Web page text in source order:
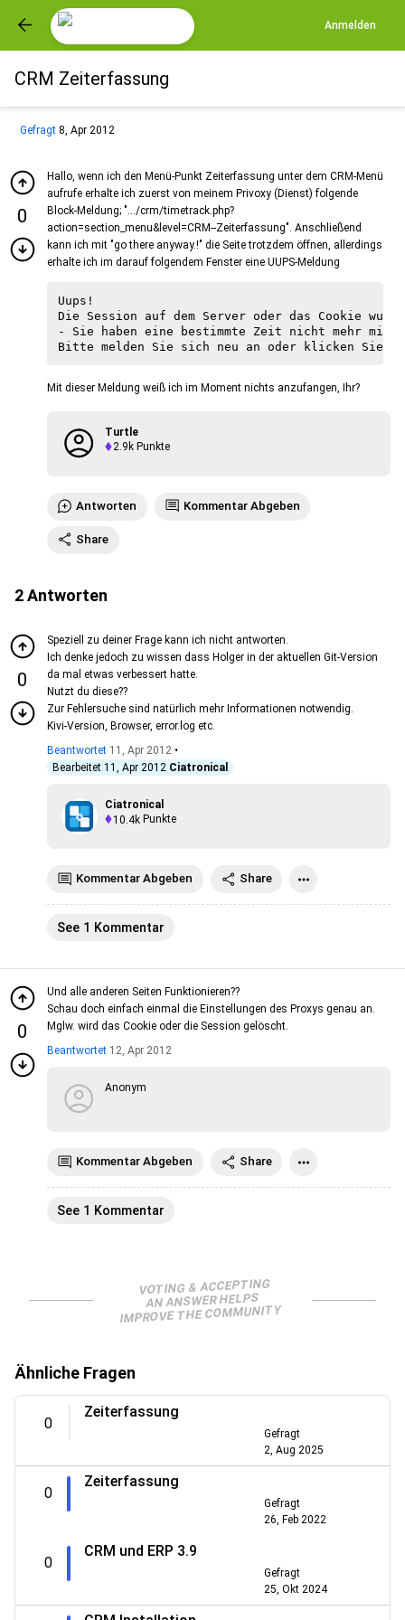
Anmelden
CRM Zeiterfassung
Gefragt 8, Apr 2012
0
Hallo, wenn ich den Menü-Punkt Zeiterfassung unter dem CRM-Menü
aufrufe erhalte ich zuerst von meinem Privoxy (Dienst) folgende
Block-Meldung; ".../crm/timetrack.php?
action=section_menu&level=CRM--Zeiterfassung". Anschließend
kann ich mit "go there anyway.!" die Seite trotzdem öffnen, allerdings
erhalte ich im darauf folgendem Fenster eine UUPS-Meldung
Uups!
Die Session auf dem Server oder das Cookie
- Sie haben eine bestimmte Zeit nicht mehr mit
Mit dieser Meldung weiß ich im Moment nichts anzufangen, Ihr?
Turtle
2.9k Punkte
Antworten Kommentar Abgeben
Share
2Antworten
0
Speziell zu deiner Frage kann ich nicht antworten.
Ich denke jedoch zu wissen dass Holger in der aktuellen Git-Version
da mal etwas verbessert hatte.
Nutzt du diese??
Zur Fehlersuche sind natürlich mehr Informationen notwendig.
Kivi-Version, Browser, error.log etc.
Beantwortet 11, Apr 2012 •
Bearbeitet 11, Apr 2012 Ciatronical
Ciatronical
10.4k Punkte
Kommentar Abgeben Share
See 1 Kommentar
0
Und alle anderen Seiten Funktionieren??
Schau doch einfach einmal die Einstellungen des Proxys genau an.
Mglw. wird das Cookie oder die Session gelöscht.
Beantwortet 12, Apr 2012
Anonym
Kommentar Abgeben Share
See 1 Kommentar
VOTING & ACCEPTING
AN ANSWER HELPS
IMPROVE THE COMMUNITY
Ähnliche Fragen
0
Zeiterfassung
Gefragt
2, Aug 2025
0
Zeiterfassung
Gefragt
26, Feb 2022
0
CRM und ERP 3.9
Gefragt
25, Okt 2024